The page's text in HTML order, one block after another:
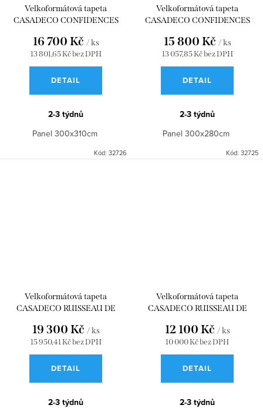
Velkoformátová tapeta
CASADECO CONFIDENCES
300x310 WDWD200117909
13 801,65 Kč bez DPH
16 700 Kč / ks
DETAIL
2-3 týdnů
Panel 300x310cm
Kód: 32726
Velkoformátová tapeta
CASADECO CONFIDENCES
300x280 WDWD200117908
13 057,85 Kč bez DPH
15 800 Kč / ks
DETAIL
2-3 týdnů
Panel 300x280cm
Kód: 32725
Velkoformátová tapeta
CASADECO RUISSEAU DE
WDWD200124112
15 950,41 Kč bez DPH
19 300 Kč / ks
DETAIL
2-3 týdnů
Velkoformátová tapeta
CASADECO RUISSEAU DE
WDWD200124107
10 000 Kč bez DPH
12 100 Kč / ks
DETAIL
2-3 týdnů